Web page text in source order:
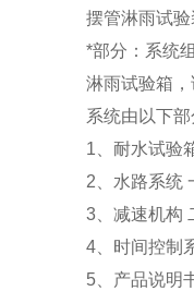
摆管淋雨试验
*部分：系统
淋雨试验箱
系统由以下部
1、耐水试验
2、水路系统
3、减速机构
4、时间控制
5、产品说明